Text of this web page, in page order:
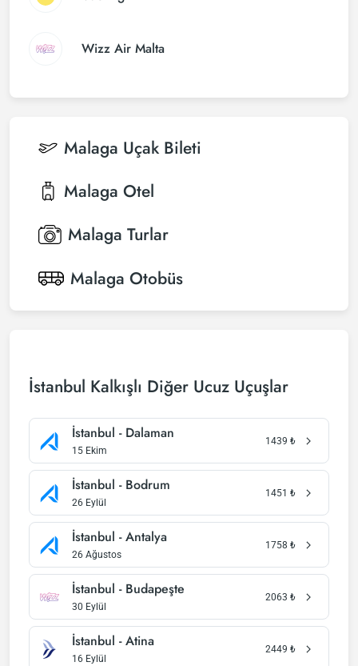
Wizz Air Malta
Malaga Uçak Bileti
Malaga Otel
Malaga Turlar
Malaga Otobüs
İstanbul Kalkışlı Diğer Ucuz Uçuşlar
İstanbul - Dalaman
15 Ekim
1439 ₺
İstanbul - Bodrum
26 Eylül
1451 ₺
İstanbul - Antalya
26 Ağustos
1758 ₺
İstanbul - Budapeşte
30 Eylül
2063 ₺
İstanbul - Atina
16 Eylül
2449 ₺